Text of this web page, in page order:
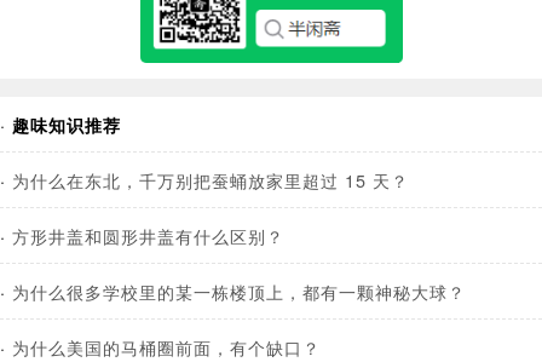
· 趣味知识推荐
· 为什么在东北，千万别把蚕蛹放家里超过 15 天？
· 方形井盖和圆形井盖有什么区别？
· 为什么很多学校里的某一栋楼顶上，都有一颗神秘大球？
· 为什么美国的马桶圈前面，有个缺口？